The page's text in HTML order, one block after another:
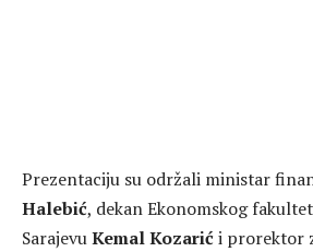
Prezentaciju su održali ministar
Halebić, dekan Ekonomskog
SarajevuKemal Kozarići prorektor